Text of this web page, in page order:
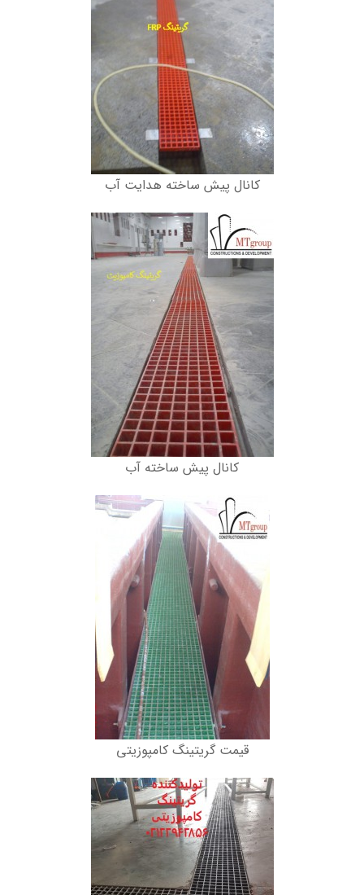
کانال پیش ساخته هدایت آب
کانال پیش ساخته آب
قیمت گریتینگ کامپوزیتی